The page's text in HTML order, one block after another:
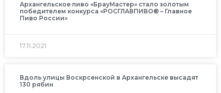
Архангельское пиво «БрауМастер» стало золотым
победителем конкурса «РОСГЛАВПИВО®️ – Главное
Пиво России»
17.11.2021
Вдоль улицы Воскрсенской в Архангельске высадят
130 рябин